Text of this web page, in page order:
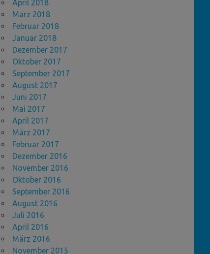
April 2018
März 2018
Februar 2018
Januar 2018
Dezember 2017
Oktober 2017
September 2017
August 2017
Juni 2017
Mai 2017
April 2017
März 2017
Februar 2017
Dezember 2016
November 2016
Oktober 2016
September 2016
August 2016
Juli 2016
April 2016
März 2016
November 2015